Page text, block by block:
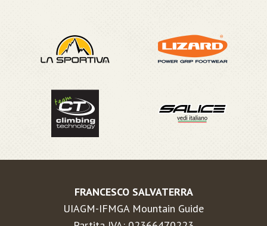
FRANCESCO SALVATERRA
UIAGM-IFMGA Mountain Guide